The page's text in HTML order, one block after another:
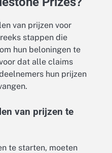
van prijzen voor
stappen die
hun beloningen te
dat alle claims
hun prijzen
van prijzen te
te starten, moeten